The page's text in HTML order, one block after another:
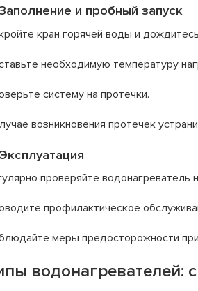
и пробный запуск
кран горячей воды и
необходимую температуру
систему на протечки.
возникновения протечек
проверяйте водонагреватель
профилактическое
меры предосторожности
водонагревателей: